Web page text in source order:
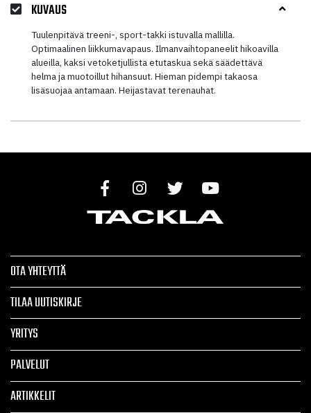
KUVAUS
Tuulenpitävä treeni-, sport-takki istuvalla mallilla.
Optimaalinen liikkumavapaus. Ilmanvaihtopaneelit hikoavilla
alueilla, kaksi vetoketjullista etutaskua sekä säädettävä
helma ja muotoillut hihansuut. Hieman pidempi takaosa
lisäsuojaa antamaan. Heijastavat terenauhat.
OTA YHTEYTTÄ
TILAA UUTISKIRJE
YRITYS
PALVELUT
ARTIKKELIT